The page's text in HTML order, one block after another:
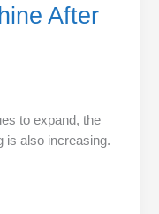
After
to expand, the
is also increasing.